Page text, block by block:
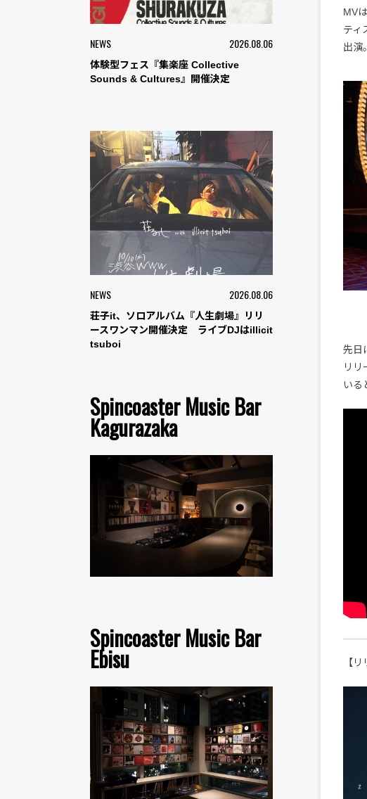
NEWS 2026.08.06
体験型フェス『集楽座 Collective
Sounds & Cultures』開催決定
NEWS 2026.08.06
荘子it、ソロアルバム『人生劇場』リリ
ースワンマン開催決定 ライブDJはillicit
tsuboi
Spincoaster Music Bar
Kagurazaka
Spincoaster Music Bar
Ebisu
MV
ティ
出演
先日
リリ
いる
【